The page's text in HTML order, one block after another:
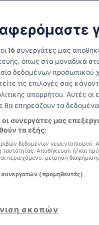
Κερδίστε
16 συνεργάτες μας
όπως στα μοναδικά
δεδομένων προσωπικού
τις επιλογές σας
απορρήτου. Αυτές
θα επηρεάζουν τα
οι συνεργάτες μας
τα εξής:
δεδομένων γεωεντοπισμού.
ταυτότητας. Αποθήκευση ή/και
περιεχόμενο, μέτρηση
συνεργατών (προμηθευτές)
σκοπών